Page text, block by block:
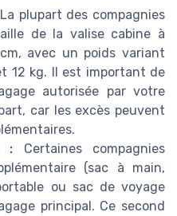
La plupart des compagnies
de la valise cabine à
avec un poids variant
12 kg. Il est important de
autorisée par votre
car les excès peuvent
: Certaines compagnies
(sac à main,
ou sac de voyage
principal. Ce second